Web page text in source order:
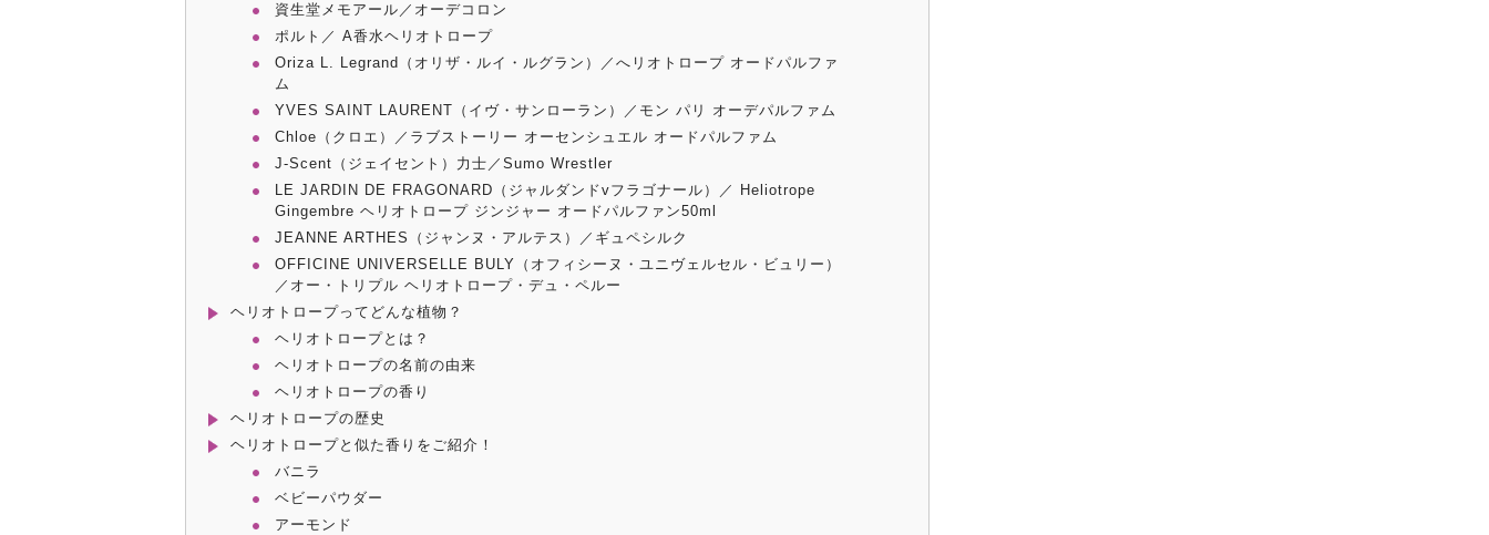
資生堂メモアール／オーデコロン
ポルト／ A香水ヘリオトロープ
Oriza L. Legrand（オリザ・ルイ・ルグラン）／へリオトロープ オードパルファ
ム
YVES SAINT LAURENT（イヴ・サンローラン）／モン パリ オーデパルファム
Chloe（クロエ）／ラブストーリー オーセンシュエル オードパルファム
J-Scent（ジェイセント）力士／Sumo Wrestler
LE JARDIN DE FRAGONARD（ジャルダンドvフラゴナール）／ Heliotrope
Gingembre ヘリオトロープ ジンジャー オードパルファン50ml
JEANNE ARTHES（ジャンヌ・アルテス）／ギュペシルク
OFFICINE UNIVERSELLE BULY（オフィシーヌ・ユニヴェルセル・ビュリー）
／オー・トリプル ヘリオトロープ・デュ・ペルー
ヘリオトロープってどんな植物？
ヘリオトロープとは？
ヘリオトロープの名前の由来
ヘリオトロープの香り
ヘリオトロープの歴史
ヘリオトロープと似た香りをご紹介！
バニラ
ベビーパウダー
アーモンド